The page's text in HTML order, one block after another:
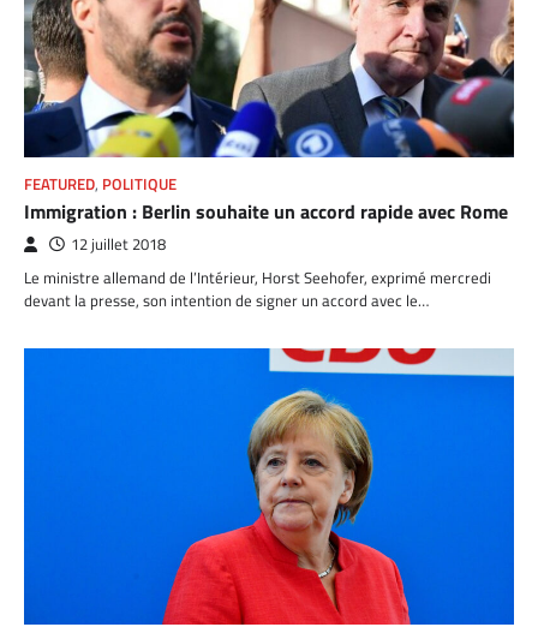
FEATURED, POLITIQUE
Immigration : Berlin souhaite un accord rapide avec Rome
12 juillet 2018
Le ministre allemand de l’Intérieur, Horst Seehofer, exprimé mercredi
devant la presse, son intention de signer un accord avec le…